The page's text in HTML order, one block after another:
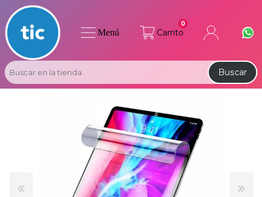
Carrito
0
Buscar
Menú